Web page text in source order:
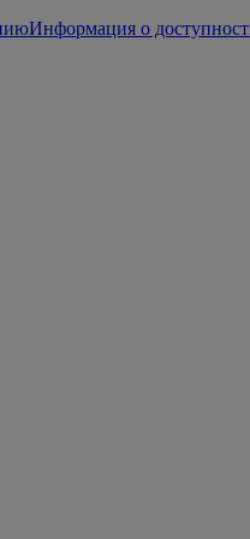
Информация о